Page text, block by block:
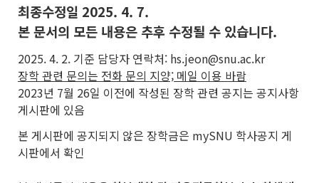
최종수정일 2025. 4. 7.
본 문서의 모든 내용은 추후 수정될 수 있습니다.
2025. 4. 2. 기준 담당자 연락처: hs.jeon@snu.ac.kr
장학 관련 문의는 전화 문의 지양; 메일 이용 바람
2023년 7월 26일 이전에 작성된 장학 관련 공지는 공지사항
게시판에 있음
본 게시판에 공지되지 않은 장학금은 mySNU 학사공지 게
시판에서 확인